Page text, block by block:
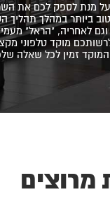
על מנת לספק לכם את
ביותר במהלך תהליך
וגם לאחריה, "הראל"
מוקד טלפוני
המוקד זמין לכל שאלה
מרוצים